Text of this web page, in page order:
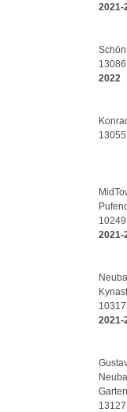
2021-
2022
2021-
2021-